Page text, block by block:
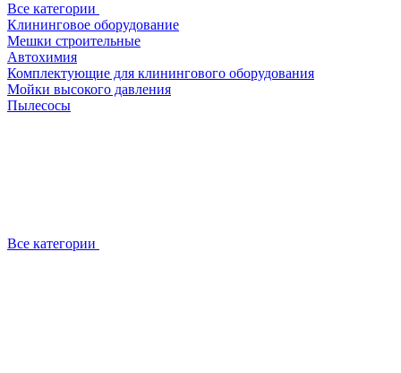
Все категории
Клининговое оборудование
Мешки строительные
Автохимия
Комплектующие для клинингового оборудования
Мойки высокого давления
Пылесосы
Все категории